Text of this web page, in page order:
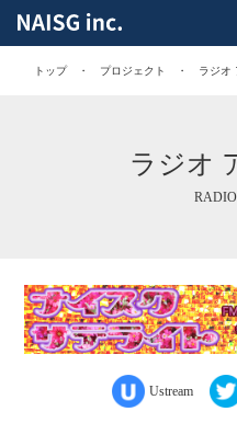
トップ プロジェクト ラジオ
ラジオ
Ustream